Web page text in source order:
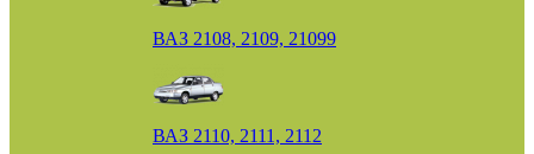
ВАЗ 2108, 2109, 21099
ВАЗ 2110, 2111, 2112